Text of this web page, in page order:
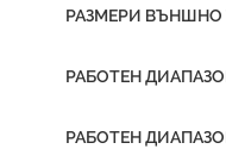
РАЗМЕРИ
РАБОТЕН
РАБОТЕН